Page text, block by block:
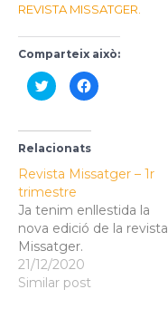
REVISTA MISSATGER.
Comparteix això:
C
l
o
h
a
r
o
n
T
w
i
t
t
e
C
l
h
a
e
o
n
F
Relacionats
Revista Missatger – 1r
trimestre
Ja tenim enllestida la
nova edició de la revista
Missatger.
21/12/2020
Similar post